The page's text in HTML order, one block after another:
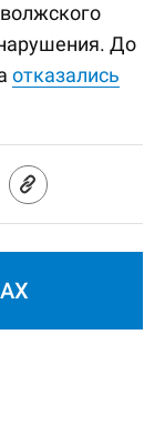
До
отказались